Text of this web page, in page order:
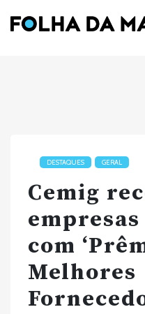
DESTAQUES GERAL
Cemig
com
Melhores